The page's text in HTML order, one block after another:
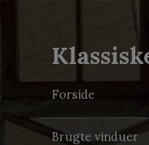
Forside
Brugte vinduer